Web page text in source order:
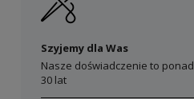
Szyjemy dla Was
Nasze doświadczenie to ponad
30 lat